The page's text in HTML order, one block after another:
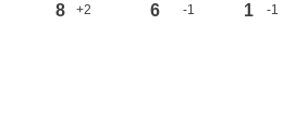
8 +2 6 -1 1 -1